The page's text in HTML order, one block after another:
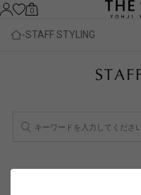
0
STAFF STYLING